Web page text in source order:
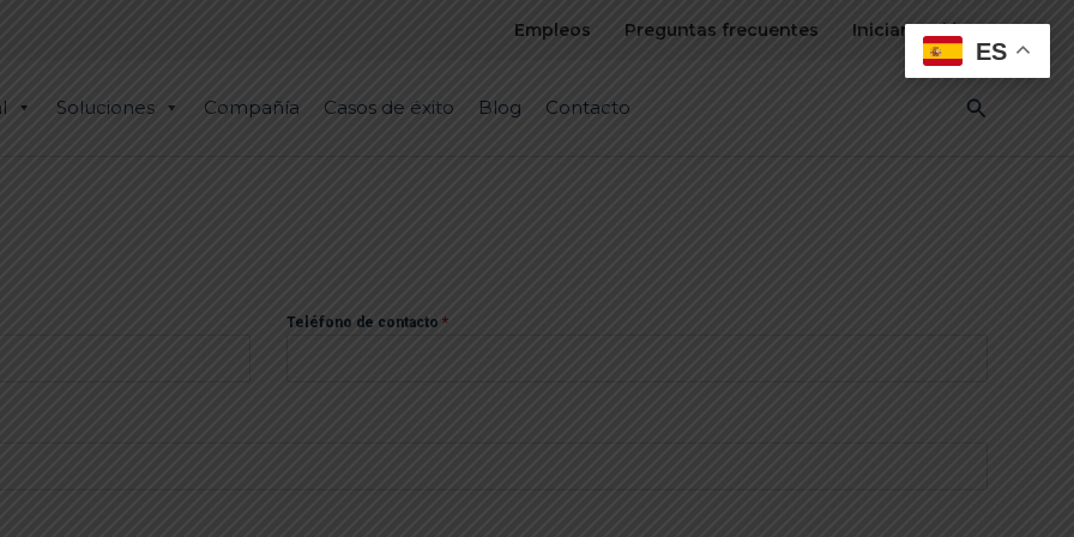
Empleos Preguntas frecuentes Iniciar sesión
Soluciones Compañía Casos de éxito Blog Contacto Buscar
Teléfono de contacto *
ES